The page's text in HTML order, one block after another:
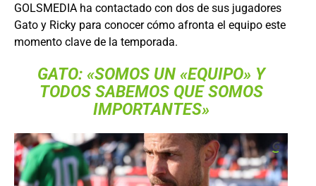
GOLSMEDIA ha contactado con dos de sus jugadores
Gato y Ricky para conocer cómo afronta el equipo este
momento clave de la temporada.
GATO: «SOMOS UN «EQUIPO» Y
TODOS SABEMOS QUE SOMOS
IMPORTANTES»